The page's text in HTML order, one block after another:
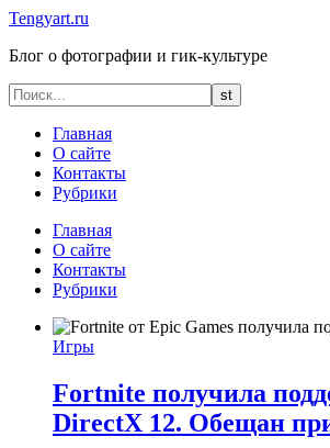
Tengyart.ru
Блог о фотографии и гик-культуре
Главная
О сайте
Контакты
Рубрики
Главная
О сайте
Контакты
Рубрики
Игры
Fortnite получила
DirectX 12. Обещан